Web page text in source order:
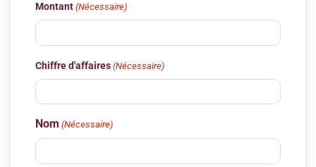
Montant (Nécessaire)
Chiffre d'affaires (Nécessaire)
Nom (Nécessaire)